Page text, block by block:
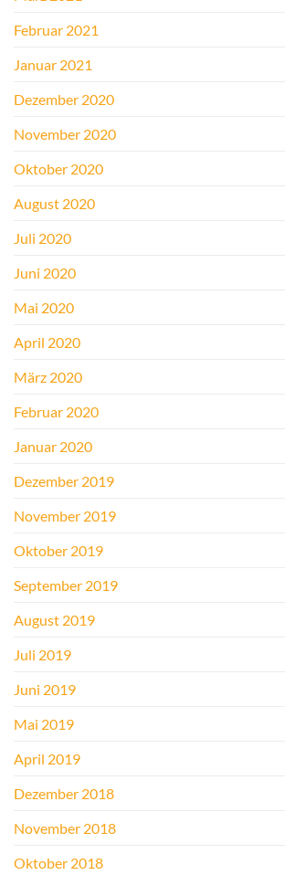
Februar 2021
Januar 2021
Dezember 2020
November 2020
Oktober 2020
August 2020
Juli 2020
Juni 2020
Mai 2020
April 2020
März 2020
Februar 2020
Januar 2020
Dezember 2019
November 2019
Oktober 2019
September 2019
August 2019
Juli 2019
Juni 2019
Mai 2019
April 2019
Dezember 2018
November 2018
Oktober 2018